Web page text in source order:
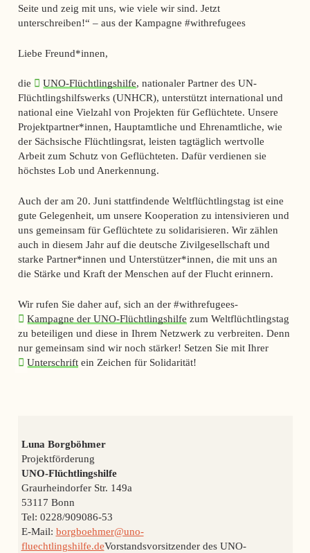
Seite und zeig mit uns, wie viele wir sind. Jetzt
unterschreiben!“ – aus der Kampagne #withrefugees
Liebe Freund*innen,
die UNO-Flüchtlingshilfe, nationaler Partner des UN-
Flüchtlingshilfswerks (UNHCR), unterstützt international und
national eine Vielzahl von Projekten für Geflüchtete. Unsere
Projektpartner*innen, Hauptamtliche und Ehrenamtliche, wie
der Sächsische Flüchtlingsrat, leisten tagtäglich wertvolle
Arbeit zum Schutz von Geflüchteten. Dafür verdienen sie
höchstes Lob und Anerkennung.
Auch der am 20. Juni stattfindende Weltflüchtlingstag ist eine
gute Gelegenheit, um unsere Kooperation zu intensivieren und
uns gemeinsam für Geflüchtete zu solidarisieren. Wir zählen
auch in diesem Jahr auf die deutsche Zivilgesellschaft und
starke Partner*innen und Unterstützer*innen, die mit uns an
die Stärke und Kraft der Menschen auf der Flucht erinnern.
Wir rufen Sie daher auf, sich an der #withrefugees-
Kampagne der UNO-Flüchtlingshilfe zum Weltflüchtlingstag
zu beteiligen und diese in Ihrem Netzwerk zu verbreiten. Denn
nur gemeinsam sind wir noch stärker! Setzen Sie mit Ihrer
Unterschrift ein Zeichen für Solidarität!
Luna Borgböhmer
Projektförderung
UNO-Flüchtlingshilfe
Graurheindorfer Str. 149a
53117 Bonn
Tel: 0228/909086-53
E-Mail: borgboehmer@uno-
fluechtlingshilfe.deVorstandsvorsitzender des UNO-